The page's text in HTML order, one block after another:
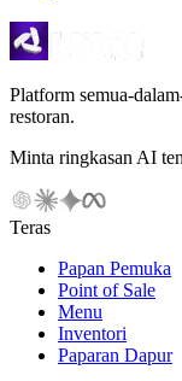
Platform semua-
restoran.
Minta ringkasan AI
Teras
Papan Pemuka
Point of Sale
Menu
Inventori
Paparan Dapur